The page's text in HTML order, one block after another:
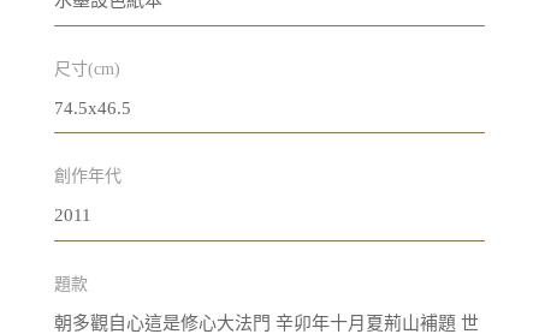
尺寸(cm)
74.5x46.5
創作年代
2011
題款
朝多觀自心這是修心大法門 辛卯年十月夏荊山補題 世